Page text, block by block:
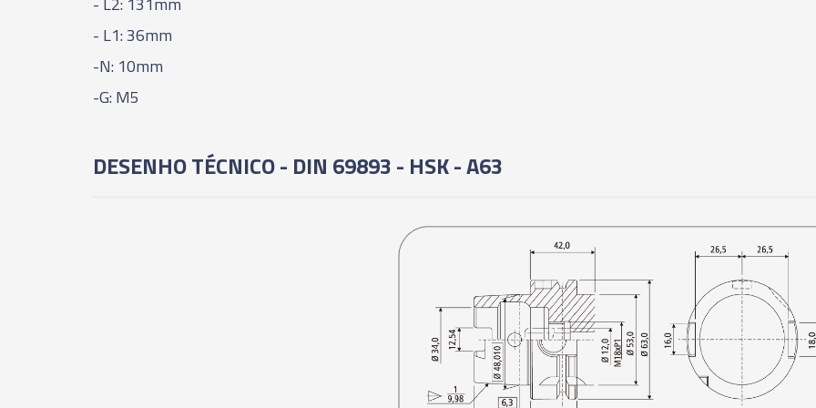
06430 - CONE
A63-SF06 - 200MM
06431 - CONE
A63-SF08 -
06432 - CONE
A63-SF10 - 200MM
- L1: 36mm
-N: 10mm
-G: M5
DESENHO TÉCNICO - DIN 69893 - HSK - A63